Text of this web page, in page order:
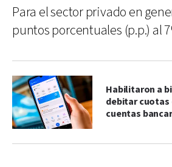
Para el sector privado en
puntos porcentuales (p.p.) al
Habilitaron a
debitar cuotas
cuentas